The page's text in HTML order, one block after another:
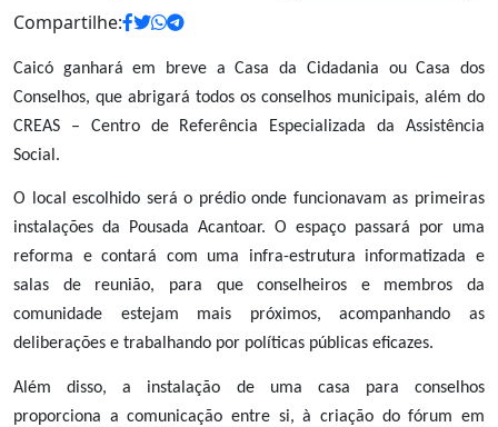
Compartilhe:
Caicó ganhará em breve a Casa da Cidadania ou Casa dos
Conselhos, que abrigará todos os conselhos municipais, além do
CREAS – Centro de Referência Especializada da Assistência
Social.
O local escolhido será o prédio onde funcionavam as primeiras
instalações da Pousada Acantoar. O espaço passará por uma
reforma e contará com uma infra-estrutura informatizada e
salas de reunião, para que conselheiros e membros da
comunidade estejam mais próximos, acompanhando as
deliberações e trabalhando por políticas públicas eficazes.
Além disso, a instalação de uma casa para conselhos
proporciona a comunicação entre si, à criação do fórum em